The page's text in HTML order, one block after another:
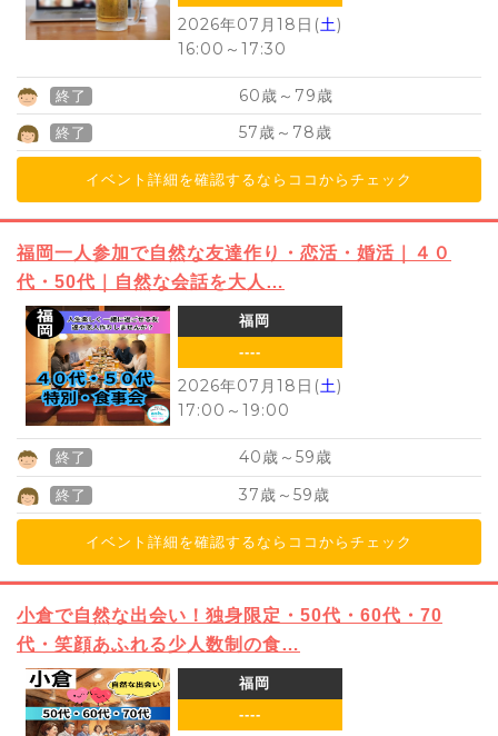
2026年07月18日(土)
16:00 ～ 17:30
終了 60歳～ 79歳
終了 57歳～ 78歳
イベント詳細を確認するならココからチェック
福岡一人参加で自然な友達作り・恋活・婚活｜４０
代・50代｜自然な会話を大人…
福岡
----
2026年07月18日(土)
17:00 ～ 19:00
終了 40歳～ 59歳
終了 37歳～ 59歳
イベント詳細を確認するならココからチェック
小倉で自然な出会い！独身限定・50代・60代・70
代・笑顔あふれる少人数制の食…
福岡
----